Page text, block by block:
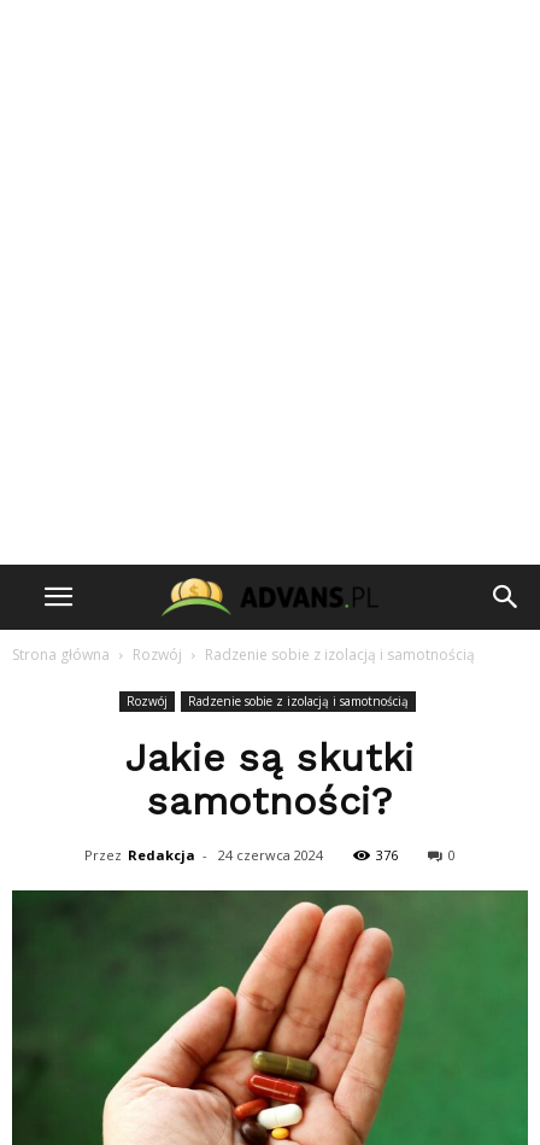
Strona główna Rozwój Radzenie sobie z izolacją i samotnością
Rozwój Radzenie sobie z izolacją i samotnością
Jakie są skutki
samotności?
Przez Redakcja - 24 czerwca 2024 376 0